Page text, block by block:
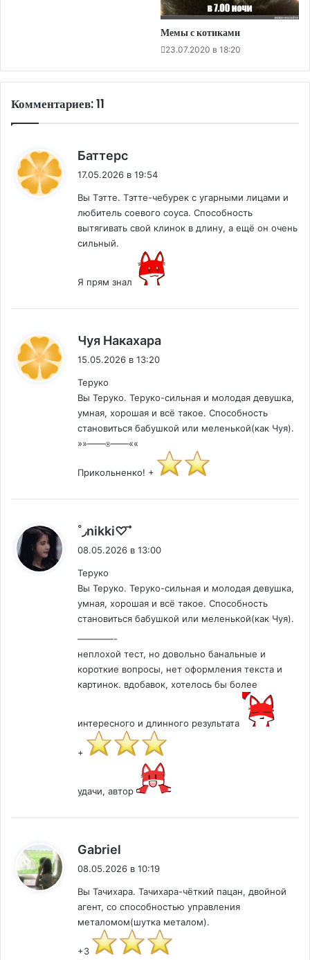
Мемы с котиками
23.07.2020 в 18:20
Комментариев: 11
Баттерс
17.05.2026 в 19:54
Вы Тэтте. Тэтте-чебурек с угарными лицами и
любитель соевого соуса. Способность
вытягивать свой клинок в длину, а ещё он очень
сильный.
Я прям знал
Чуя Накахара
15.05.2026 в 13:20
Теруко
Вы Теруко. Теруко-сильная и молодая девушка,
умная, хорошая и всё такое. Способность
становиться бабушкой или меленькой(как Чуя).
»»——⍟——««
Прикольненко! +
˚◞nikki♡ ⃗:
08.05.2026 в 13:00
Теруко
Вы Теруко. Теруко-сильная и молодая девушка,
умная, хорошая и всё такое. Способность
становиться бабушкой или меленькой(как Чуя).
————-
неплохой тест, но довольно банальные и
короткие вопросы, нет оформления текста и
картинок. вдобавок, хотелось бы более
интересного и длинного результата
+
удачи, автор
Gabriel
08.05.2026 в 10:19
Вы Тачихара. Тачихара-чёткий пацан, двойной
агент, со способностью управления
металомом(шутка металом).
+3